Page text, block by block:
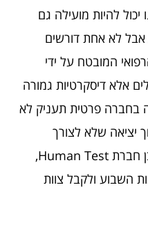
יכול להיות מועילה גם
אבל לא אחת דורשים
המובטח על ידי
אלא דיסקרטיות גמורה
בחברה פרטית תעניק לא
יציאה שלא לצורך
מהבית. לכן אחת המלצות כמובן חברת Human Test,
השבוע ולקבל צוות